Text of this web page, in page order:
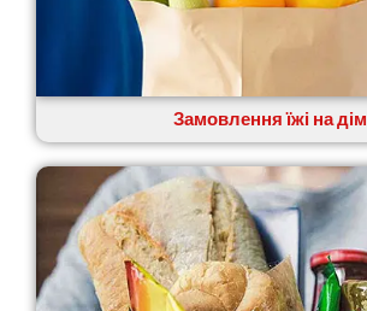
Замовлення їжі на дім